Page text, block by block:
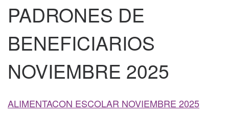
PADRONES DE
BENEFICIARIOS
NOVIEMBRE 2025
ALIMENTACON ESCOLAR NOVIEMBRE 2025